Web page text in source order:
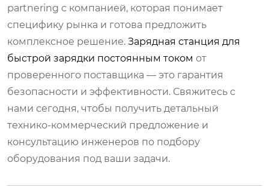
partnering с компанией, которая понимает
специфику рынка и готова предложить
комплексное решение. Зарядная станция для
быстрой зарядки постоянным током от
проверенного поставщика — это гарантия
безопасности и эффективности. Свяжитесь с
нами сегодня, чтобы получить детальный
технико-коммерческий предложение и
консультацию инженеров по подбору
оборудования под ваши задачи.